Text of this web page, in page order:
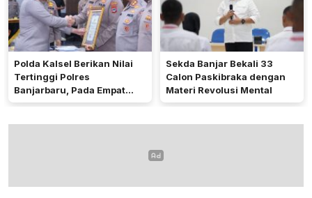
Polda Kalsel Berikan Nilai
Tertinggi Polres
Banjarbaru, Pada Empat
Bidang Utama
Sekda Banjar Bekali 33
Calon Paskibraka dengan
Materi Revolusi Mental